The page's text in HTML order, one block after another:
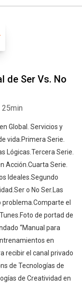
de Ser Vs. No
25min
Global. Servicios y
vida.Primera Serie.
Lógicas.Tercera Serie.
Acción.Cuarta Serie.
Ideales.Segundo
o No Ser.Las
el
de portad de
“Manual para
en
recibir el canal privado
de Tecnologías de
de Creatividad en